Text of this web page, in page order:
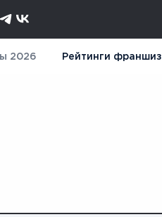
2026 Рейтинги франшиз